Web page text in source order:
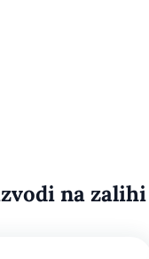
na zalihi